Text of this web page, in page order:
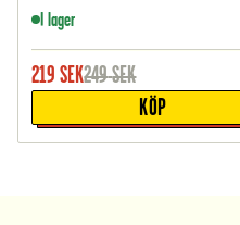
I lager
219 SEK249SEK
KÖP